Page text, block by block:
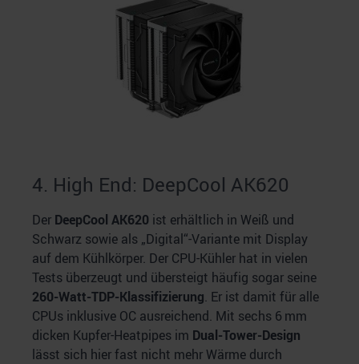
4. High End: DeepCool AK620
Der DeepCool AK620 ist erhältlich in Weiß und
Schwarz sowie als „Digital“-Variante mit Display
auf dem Kühlkörper. Der CPU-Kühler hat in vielen
Tests überzeugt und übersteigt häufig sogar seine
260-Watt-TDP-Klassifizierung. Er ist damit für alle
CPUs inklusive OC ausreichend. Mit sechs 6 mm
dicken Kupfer-Heatpipes im Dual-Tower-Design
lässt sich hier fast nicht mehr Wärme durch